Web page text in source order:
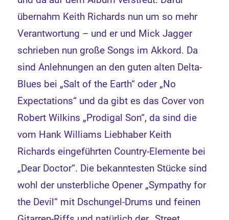
übernahm Keith Richards nun um so mehr
Verantwortung – und er und Mick Jagger
schrieben nun große Songs im Akkord. Da
sind Anlehnungen an den guten alten Delta-
Blues bei „Salt of the Earth“ oder „No
Expectations“ und da gibt es das Cover von
Robert Wilkins „Prodigal Son“, da sind die
vom Hank Williams Liebhaber Keith
Richards eingeführten Country-Elemente bei
„Dear Doctor“. Die bekanntesten Stücke sind
wohl der unsterbliche Opener „Sympathy for
the Devil“ mit Dschungel-Drums und feinen